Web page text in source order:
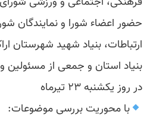
حضور اعضاء شورا و نمایندگان
ارتباطات، بنیاد شهید شهرستان
بنیاد استان و جمعی از مسئولین
در روز یکشنبه ۲۳ تیرماه
با محوریت بررسی موضوعات: